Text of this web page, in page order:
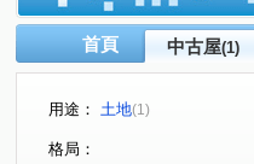
首頁 中古屋(1)
用途： 土地(1)
格局：